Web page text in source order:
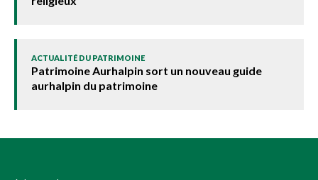
ACTUALITÉ DU PATRIMOINE
Patrimoine Aurhalpin sort un nouveau guide
aurhalpin du patrimoine